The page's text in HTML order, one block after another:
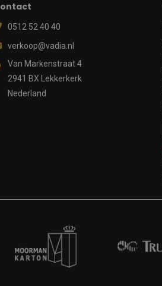
0512 52 40 40
verkoop@vadia.nl
Van Markenstraat 4
2941 BX Lekkerkerk
Nederland